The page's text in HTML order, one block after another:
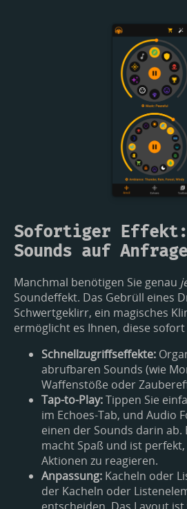
Sofortiger Effekt:
Sounds auf Anfrage
Manchmal benötigen Sie genau
Soundeffekt. Das Gebrüll eines
Schwertgeklirr, ein magisches
ermöglicht es Ihnen, diese
Schnellzugriffseffekte:
abrufbaren Sounds (wie
Waffenstöße oder
Tap-to-Play:Tippen Sie
im Echoes-Tab, und Audio
einen der Sounds darin ab.
macht Spaß und ist
Aktionen zu reagieren.
Anpassung: Kacheln oder
der Kacheln oder